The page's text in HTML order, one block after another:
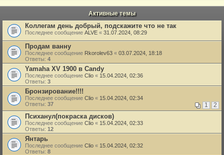
Активные темы
Коллегам день добрый, подскажите что не так
Последнее сообщение ALVE « 31.07.2024, 08:29
Продам ванну
Последнее сообщение Rkorolev63 « 03.07.2024, 18:18
Ответы: 4
Yamaha XV 1900 в Candy
Последнее сообщение Clio « 15.04.2024, 02:36
Ответы: 3
Бронзирование!!!!
Последнее сообщение Clio « 15.04.2024, 02:34
Ответы: 37 1 2
Психанул(покраска дисков)
Последнее сообщение Clio « 15.04.2024, 02:33
Ответы: 12
Янтарь
Последнее сообщение Clio « 15.04.2024, 02:32
Ответы: 8